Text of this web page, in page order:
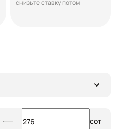
снизьте ставку потом
сот